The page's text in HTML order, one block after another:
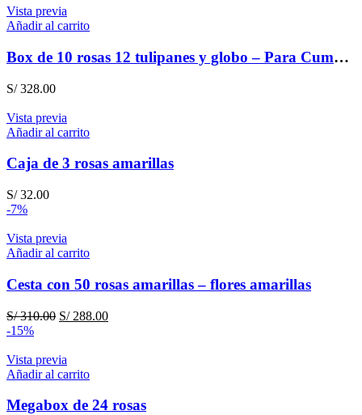
original
era:
Vista previa
Añadir al carrito
Box de 10 rosas 12 tulipanes y globo – Para Cumpleaños
S/328.00
Vista previa
Añadir al carrito
Caja de 3 rosas amarillas
S/32.00
-7%
Vista previa
Añadir al carrito
Cesta con 50 rosas amarillas – flores amarillas
S/310.00 El
era:
S/ 310.00.
S/288.00El
-15%
Vista previa
Añadir al carrito
Megabox de 24 rosas